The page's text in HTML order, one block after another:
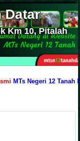
Datar
Km 10, Pitalah
Negeri 12 Tanah